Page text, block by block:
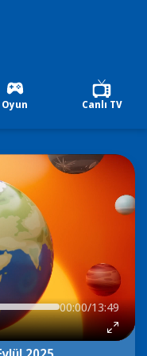
Oyun Canlı TV
00:00/13:49